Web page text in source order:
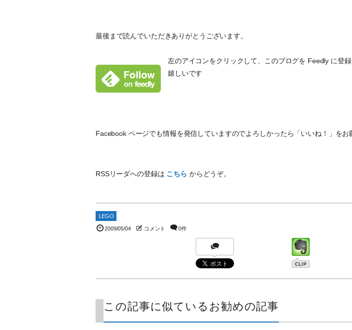
最後まで読んでいただきありがとうございます。
左のアイコンをクリックして、このブログを Feedly に登
嬉しいです
Facebook ページでも情報を発信していますのでよろしかったら「いいね！」をお
RSSリーダへの登録は こちら からどうぞ。
LEGO
2009/05/04 コメント 0件
この記事に似ているお勧めの記事